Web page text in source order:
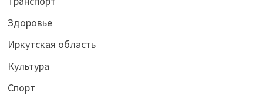
Здоровье
Иркутская область
Культура
Спорт